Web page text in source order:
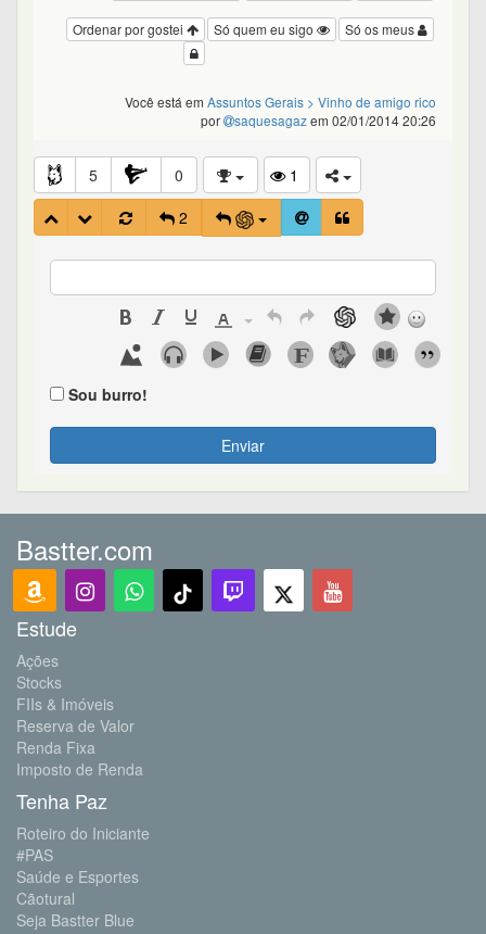
Só os meus
Só quem eu sigo
Ordenar por gostei
Você está em Assuntos Gerais > Vinho de amigo rico
por
saquesagazem 02/01/2014 20:26
5 0
1
2
Sou burro!
Enviar
Bastter.com
Estude
Ações
Stocks
FIIs & Imóveis
Reserva de Valor
Renda Fixa
Imposto de Renda
Tenha Paz
Roteiro do Iniciante
#PAS
Saúde e Esportes
Cãotural
Seja Bastter Blue